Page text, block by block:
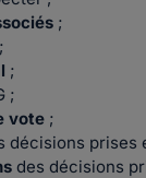
;
;
;
;
vote ;
décisions prises
des décisions